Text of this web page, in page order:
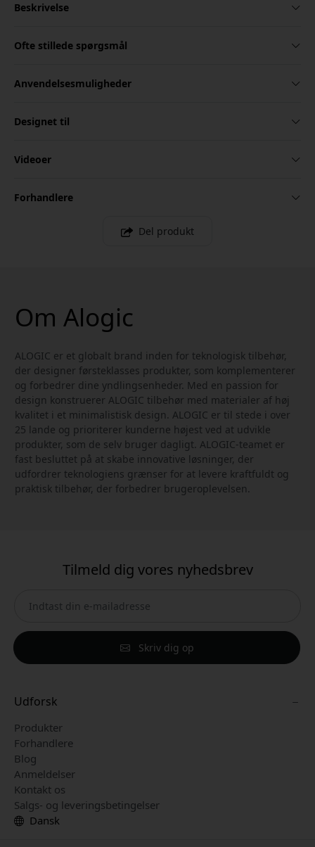
Beskrivelse
Ofte stillede spørgsmål
Anvendelsesmuligheder
Designet til
Videoer
Forhandlere
Del produkt
Om Alogic
ALOGIC er et globalt brand inden for teknologisk tilbehør,
der designer førsteklasses produkter, som komplementerer
og forbedrer dine yndlingsenheder. Med en passion for
design konstruerer ALOGIC tilbehør med materialer af høj
kvalitet i et minimalistisk design. ALOGIC er til stede i over
25 lande og prioriterer kunderne højest ved at udvikle
produkter, som de selv bruger dagligt. ALOGIC-teamet er
fast besluttet på at skabe innovative løsninger, der
udfordrer teknologiens grænser for at levere kraftfuldt og
praktisk tilbehør, der forbedrer brugeroplevelsen.
Tilmeld dig vores nyhedsbrev
Skriv dig op
Udforsk
Produkter
Forhandlere
Blog
Anmeldelser
Kontakt os
Salgs- og leveringsbetingelser
Dansk